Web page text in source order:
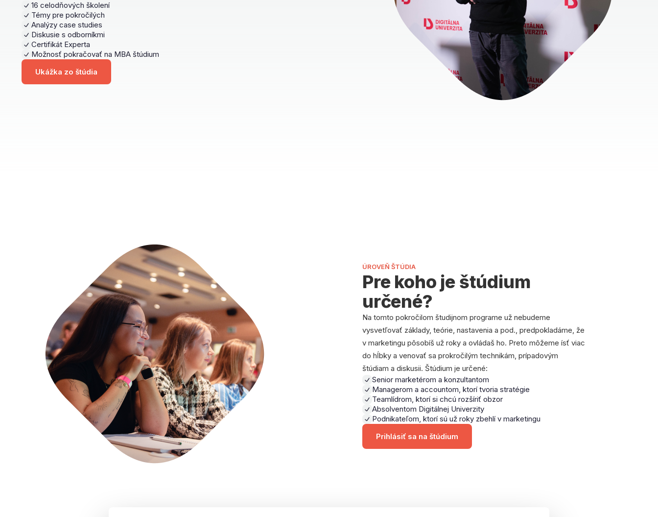
16 celodňových školení
Témy pre pokročilých
Analýzy case studies
Diskusie s odborníkmi
Certifikát Experta
Možnosť pokračovať na MBA štúdium
Ukážka zo štúdia
ÚROVEŇ ŠTÚDIA
Pre koho je štúdium
určené?
Na tomto pokročilom študijnom programe už nebudeme
vysvetľovať základy, teórie, nastavenia a pod., predpokladáme, že
v marketingu pôsobíš už roky a ovládaš ho. Preto môžeme ísť viac
do hĺbky a venovať sa prokročilým technikám, prípadovým
štúdiam a diskusii. Štúdium je určené:
Senior marketérom a konzultantom
Managerom a accountom, ktorí tvoria stratégie
Teamlídrom, ktorí si chcú rozšíriť obzor
Absolventom Digitálnej Univerzity
Podnikateľom, ktorí sú už roky zbehlí v marketingu
Prihlásiť sa na štúdium